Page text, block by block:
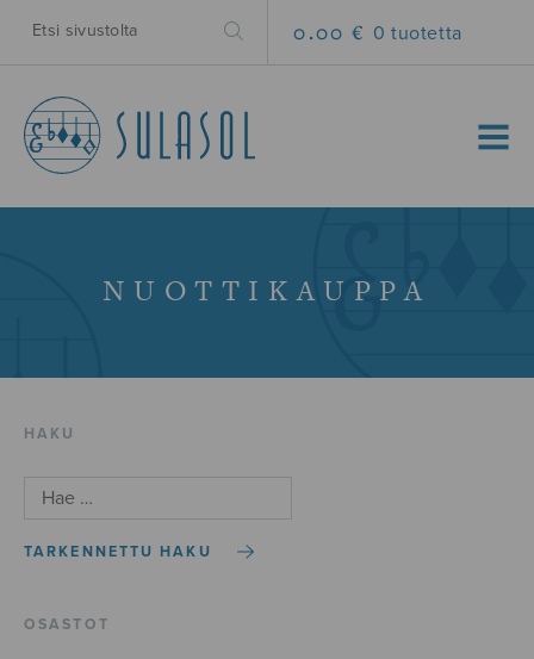
0.00 € 0 tuotetta
MENU
NUOTTIKAUPPA
HAKU
TARKENNETTU HAKU
OSASTOT